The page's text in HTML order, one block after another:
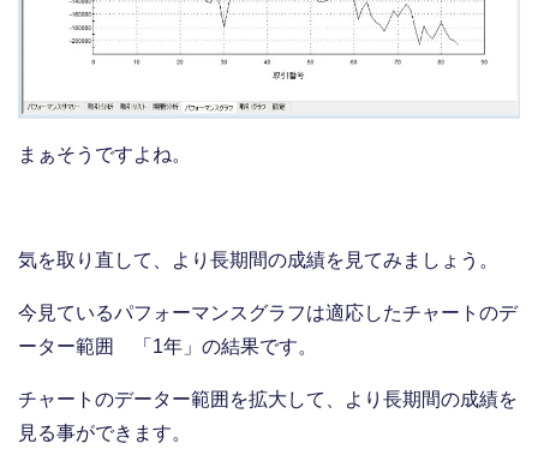
まぁそうですよね。
気を取り直して、より長期間の成績を見てみましょう。
今見ているパフォーマンスグラフは適応したチャートのデ
ーター範囲 「1年」の結果です。
チャートのデーター範囲を拡大して、より長期間の成績を
見る事ができます。